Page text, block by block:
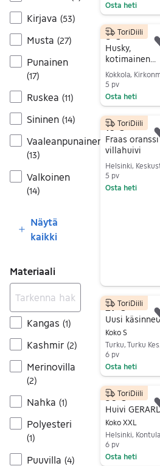
Kirjava (53)
Musta (27)
Punainen
(17)
Ruskea (11)
Sininen (14)
Vaaleanpunainen
(13)
Valkoinen
(14)
Näytä
kaikki
Materiaali
Kangas (1)
Kashmir (2)
Merinovilla
(2)
Nahka (1)
Polyesteri
(1)
Puuvilla (4)
Osta heti
8 €
Husky,
kotimainen
panta
5 pv
Osta heti
ToriDiili
10 €
Fraas oranssi
villahuivi
5 pv
Osta heti
ToriDiili
29 €
Koko S
6 pv
Osta heti
ToriDiili
30 €
Koko XXL
6 pv
Osta heti
ToriDiili